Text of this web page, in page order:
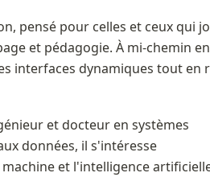
pensé pour celles et ceux qui
et pédagogie. À mi-chemin
interfaces dynamiques tout en
et docteur en systèmes
données, il s'intéresse
et l'intelligence